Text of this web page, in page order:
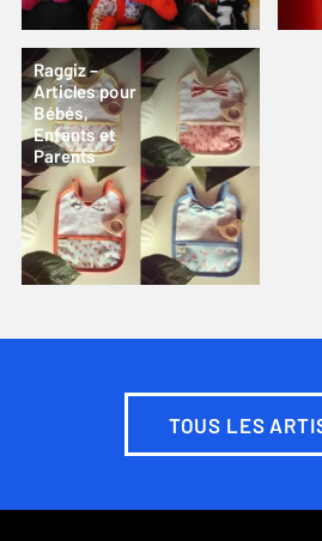
Raggiz –
Articles pour
Bébés,
Enfants et
Parents
TOUS LES